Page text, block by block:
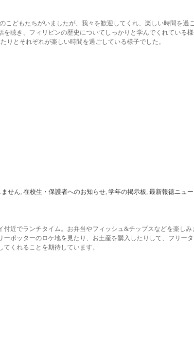
どもたちがいましたが、我々を歓迎してくれ、楽しい時間を過
聴き、フィリピンの歴史についてしっかりと学んでくれている様
りとそれぞれが楽しい時間を過ごしている様子でした。
せん, 在校生・保護者へのお知らせ, 学年の掲示板, 最新報徳ニュ
近でランチタイム。お弁当やフィッシュ&チップスなどを楽しみ
ポッターのロケ地を見たり、お土産を購入したりして、フリータ
くれることを期待しています。